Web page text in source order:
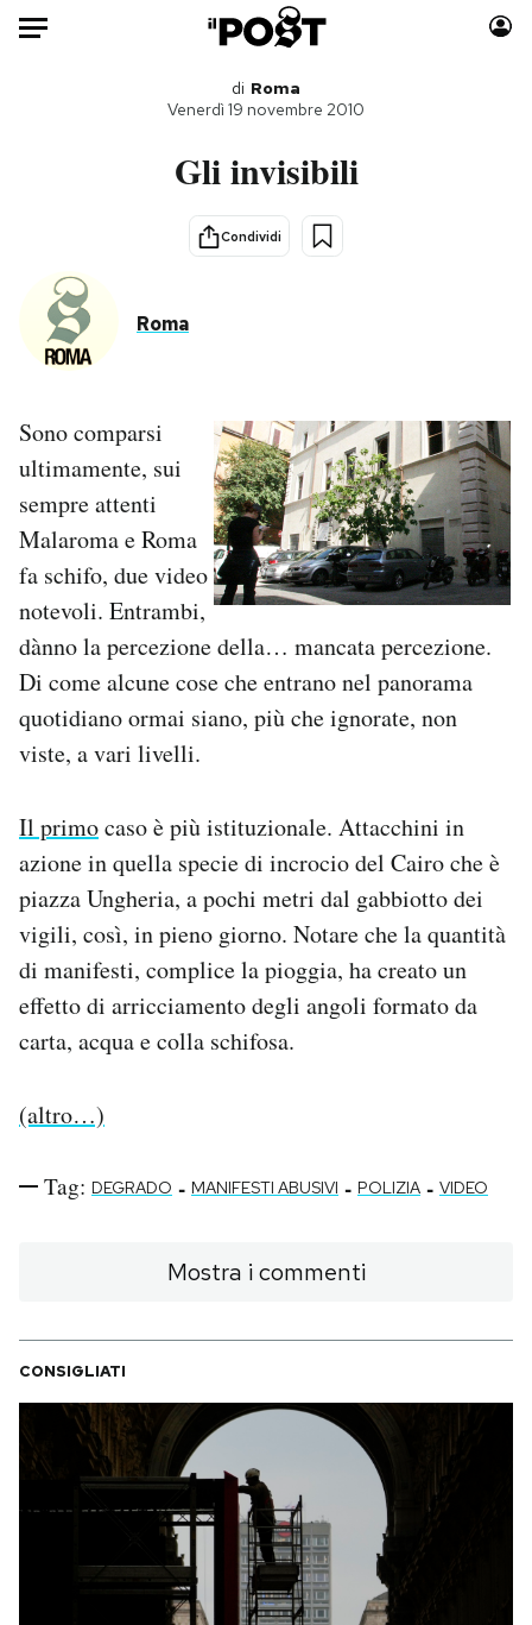
Auto
Tecnologia
Internet
Scienza
Economia
Sport
Libri
Altrecose
Mondiali calcio 2026
PODCAST
NEWSLETTER
SHOP
CALENDARIO
AREA PERSONALE
Newsletter
Regala il Post
di Roma
Venerdì 19 novembre 2010
Gli invisibili
Condividi
Roma
Sono comparsi
ultimamente, sui
sempre attenti
Malaroma e Roma
fa schifo, due video
notevoli. Entrambi,
dànno la percezione della… mancata percezione.
Di come alcune cose che entrano nel panorama
quotidiano ormai siano, più che ignorate, non
viste, a vari livelli.
Il primocaso è più istituzionale. Attacchini in
azione in quella specie di incrocio del Cairo che è
piazza Ungheria, a pochi metri dal gabbiotto dei
vigili, così, in pieno giorno. Notare che la quantità
di manifesti, complice la pioggia, ha creato un
effetto di arricciamento degli angoli formato da
carta, acqua e colla schifosa.
(altro…)
Tag: DEGRADO - MANIFESTI ABUSIVI - POLIZIA - VIDEO
Mostra i commenti
CONSIGLIATI